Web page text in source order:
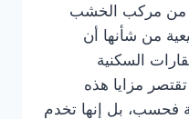
من مركب الخشب
من شأنها أن
السكنية
مزايا هذه
فحسب، بل إنها تخدم